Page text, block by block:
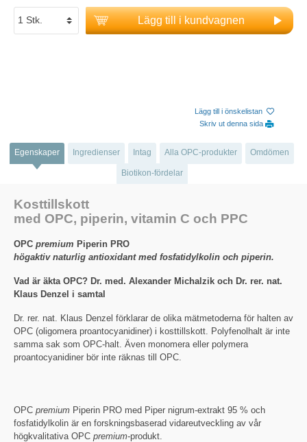
Lägg till i kundvagnen
Lägg till i önskelistan
Skriv ut denna sida
Egenskaper Ingredienser Intag Alla OPC-produkter Omdömen
Biotikon-fördelar
Kosttillskott
med OPC, piperin, vitamin C och PPC
OPC premium Piperin PRO
högaktiv naturlig antioxidant med fosfatidylkolin och piperin.
Vad är äkta OPC? Dr. med. Alexander Michalzik och Dr. rer. nat.
Klaus Denzel i samtal
Dr. rer. nat. Klaus Denzel förklarar de olika mätmetoderna för halten av
OPC (oligomera proantocyanidiner) i kosttillskott. Polyfenolhalt är inte
samma sak som OPC-halt. Även monomera eller polymera
proantocyanidiner bör inte räknas till OPC.
OPC premium Piperin PRO med Piper nigrum-extrakt 95 % och
fosfatidylkolin är en forskningsbaserad vidareutveckling av vår
högkvalitativa OPC premium-produkt.